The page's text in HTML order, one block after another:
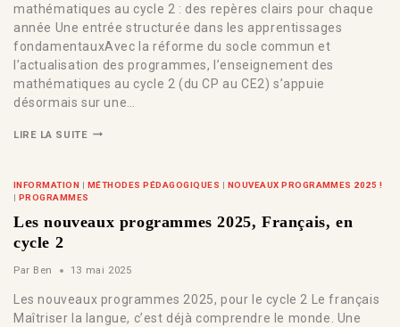
mathématiques au cycle 2 : des repères clairs pour chaque
année Une entrée structurée dans les apprentissages
fondamentauxAvec la réforme du socle commun et
l’actualisation des programmes, l’enseignement des
mathématiques au cycle 2 (du CP au CE2) s’appuie
désormais sur une…
LIRE LA SUITE
INFORMATION | MÉTHODES PÉDAGOGIQUES | NOUVEAUX PROGRAMMES 2025 !
| PROGRAMMES
Les nouveaux programmes 2025, Français, en
cycle 2
Par Ben 13 mai 2025
Les nouveaux programmes 2025, pour le cycle 2 Le français
Maîtriser la langue, c’est déjà comprendre le monde. Une